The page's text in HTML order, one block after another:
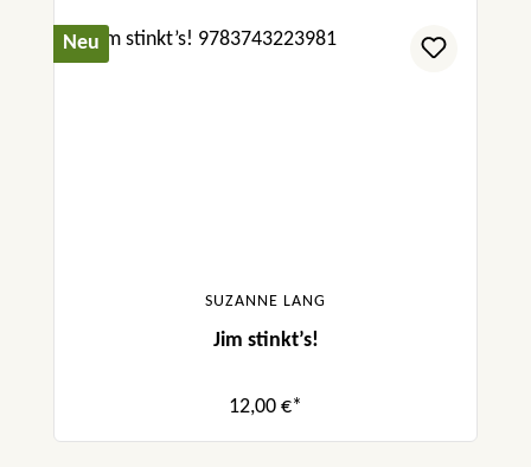
Neu
SUZANNE LANG
Jim stinkt’s!
12,00 €*